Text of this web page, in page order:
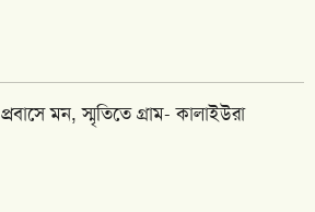
প্রবাসে মন, স্মৃতিতে গ্রাম- কালাইউরা